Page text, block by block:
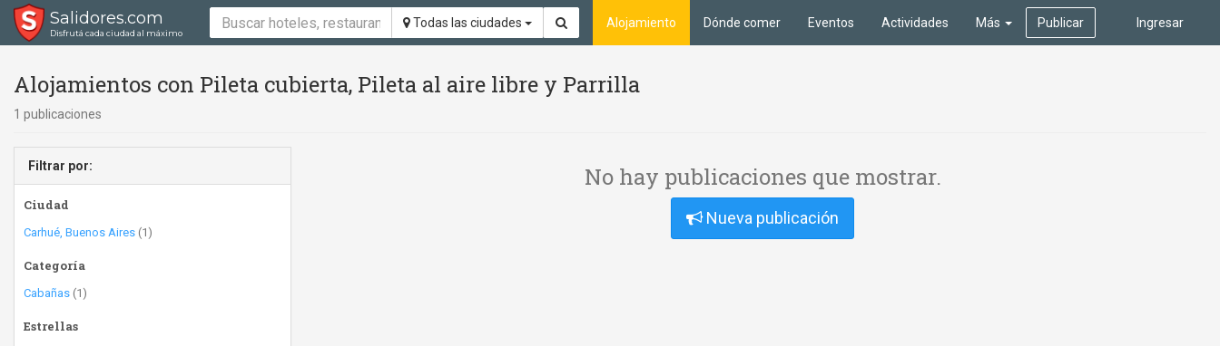
Salidores.com
Disfrutá cada ciudad al máximo
Todas las ciudades Ingresar
Alojamiento Dónde comer Eventos Actividades Más Publicar
Alojamientos con Pileta cubierta, Pileta al aire libre y Parrilla
1 publicaciones
Filtrar por:
Ciudad
Carhué, Buenos Aires (1)
Categoría
Cabañas (1)
Estrellas
No hay publicaciones que mostrar.
Nueva publicación